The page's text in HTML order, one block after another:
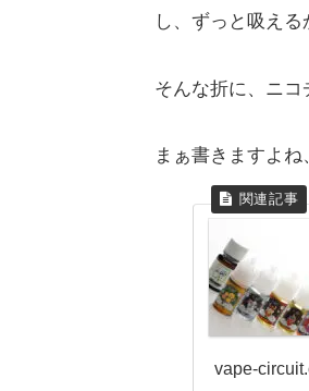
し、ずっと吸える
そんな折に、ニコ
まぁ書きますよね
vape-